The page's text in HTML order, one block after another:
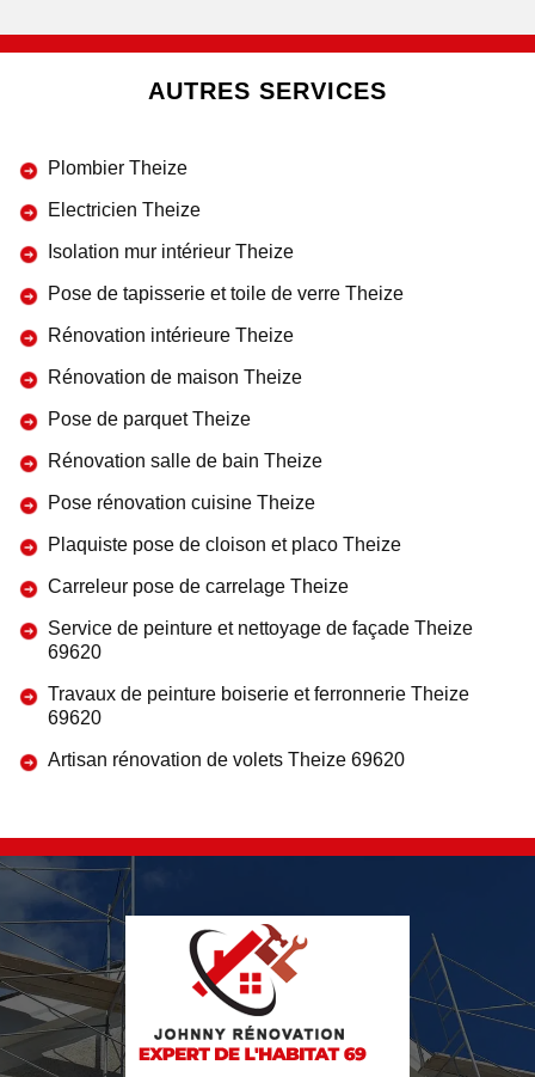
AUTRES SERVICES
Plombier Theize
Electricien Theize
Isolation mur intérieur Theize
Pose de tapisserie et toile de verre Theize
Rénovation intérieure Theize
Rénovation de maison Theize
Pose de parquet Theize
Rénovation salle de bain Theize
Pose rénovation cuisine Theize
Plaquiste pose de cloison et placo Theize
Carreleur pose de carrelage Theize
Service de peinture et nettoyage de façade Theize
69620
Travaux de peinture boiserie et ferronnerie Theize
69620
Artisan rénovation de volets Theize 69620